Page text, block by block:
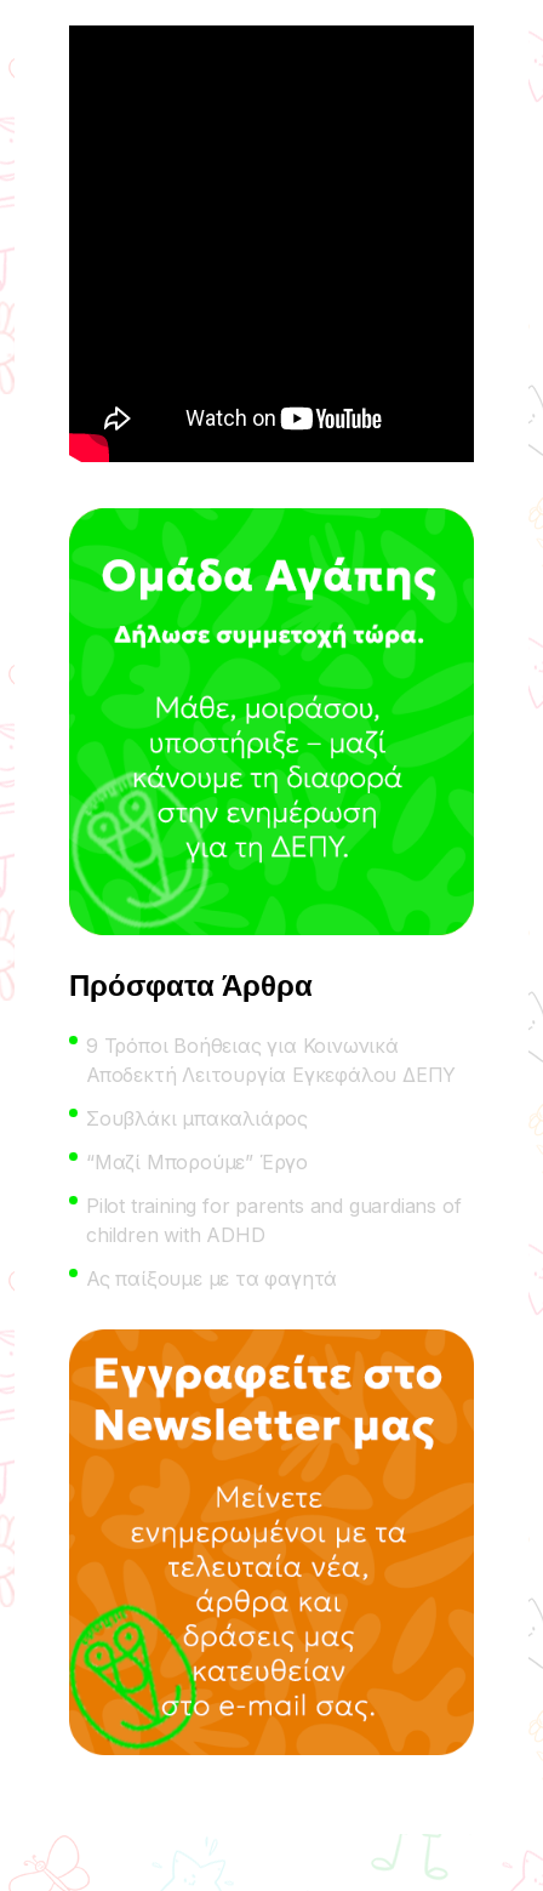
Πρόσφατα Άρθρα
9 Τρόποι Βοήθειας για Κοινωνικά
Αποδεκτή Λειτουργία Εγκεφάλου ΔΕΠΥ
Σουβλάκι μπακαλιάρος
“Μαζί Μπορούμε” Έργο
Pilot training for parents and guardians of
children with ADHD
Ας παίξουμε με τα φαγητά